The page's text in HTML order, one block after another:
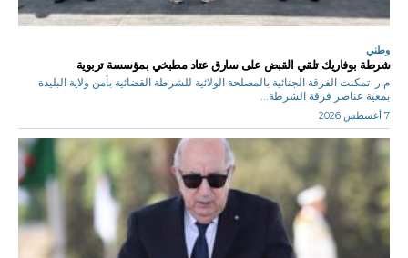
وطني
شرطة بوفاريك تلقي القبض على سارق عتاد مطبخي بمؤسسة تربوية
م.ر تمكنت الفرقة الجنائية بالمصلحة الولائية للشرطة القضائية بأمن ولاية البليدة
بمعية عناصر فرقة الشرطة...
7 أغسطس 2026